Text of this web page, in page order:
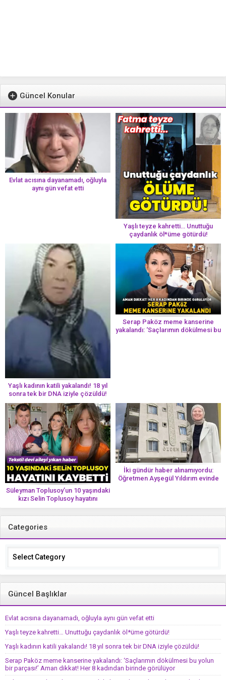
Güncel Konular
Evlat acısına dayanamadı, oğluyla
aynı gün vefat etti
Yaşlı teyze kahretti… Unuttuğu
çaydanlık öl*üme götürdü!
Yaşlı kadının katili yakalandı! 18 yıl
sonra tek bir DNA iziyle çözüldü!
Serap Paköz meme kanserine
yakalandı: ‘Saçlarımın dökülmesi bu
Süleyman Toplusoy’un 10 yaşındaki
kızı Selin Toplusoy hayatını
kaybetti! ‘Ah dünya güzeli melek’
İki gündür haber alınamıyordu:
Öğretmen Ayşegül Yıldırım evinde
Categories
Categories
Güncel Başlıklar
Evlat acısına dayanamadı, oğluyla aynı gün vefat etti
Yaşlı teyze kahretti… Unuttuğu çaydanlık öl*üme götürdü!
Yaşlı kadının katili yakalandı! 18 yıl sonra tek bir DNA iziyle çözüldü!
Serap Paköz meme kanserine yakalandı: ‘Saçlarımın dökülmesi bu yolun
bir parçası!’ Aman dikkat! Her 8 kadından birinde görülüyor